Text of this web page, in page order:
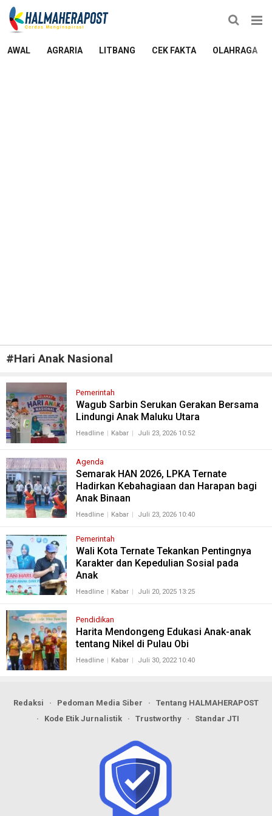
AWAL AGRARIA LITBANG CEK FAKTA OLAHRAGA
#Hari Anak Nasional
Pemerintah
Wagub Sarbin Serukan Gerakan Bersama
Lindungi Anak Maluku Utara
Headline Kabar Juli 23, 2026 10:52
Agenda
Semarak HAN 2026, LPKA Ternate
Hadirkan Kebahagiaan dan Harapan bagi
Anak Binaan
Headline Kabar Juli 23, 2026 10:40
Pemerintah
Wali Kota Ternate Tekankan Pentingnya
Karakter dan Kepedulian Sosial pada
Anak
Headline Kabar Juli 20, 2025 13:25
Pendidikan
Harita Mendongeng Edukasi Anak-anak
tentang Nikel di Pulau Obi
Headline Kabar Juli 30, 2022 10:40
Redaksi Pedoman Media Siber
Tentang HALMAHERAPOST
Kode Etik Jurnalistik
Trustworthy Standar JTI